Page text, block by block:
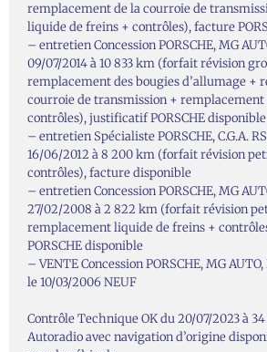
remplacement de la courroie de
liquide de freins + contrôles), facture
– entretien Concession PORSCHE, MG
09/07/2014 à 10 833 km (forfait révision
remplacement des bougies d’allumage +
courroie de transmission +
contrôles), justificatif PORSCHE disponible
– entretien Spécialiste PORSCHE, C.G.A.
16/06/2012 à 8 200 km (forfait révision
contrôles), facture disponible
– entretien Concession PORSCHE, MG
27/02/2008 à 2 822 km (forfait révision
remplacement liquide de freins +
PORSCHE disponible
– VENTE Concession PORSCHE, MG
le 10/03/2006 NEUF
Contrôle Technique OK du 20/07/2023 à
Autoradio avec navigation d’origine